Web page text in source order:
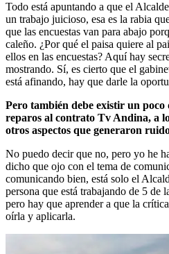
Todo está apuntando a que el
un trabajo juicioso, esa es la rabia
que las encuestas van para abajo
caleño. ¿Por qué el paisa quiere al
ellos en las encuestas? Aquí hay
mostrando. Sí, es cierto que el
está afinando, hay que darle la
Pero también debe existir un
reparos al contrato Tv Andina, a
otros aspectos que generaron
No puedo decir que no, pero yo he
dicho que ojo con el tema de
comunicando bien, está solo el
persona que está trabajando de 5 de
pero hay que aprender a que la
oírla y aplicarla.